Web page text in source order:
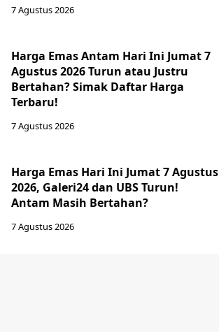
7 Agustus 2026
Harga Emas Antam Hari Ini Jumat 7
Agustus 2026 Turun atau Justru
Bertahan? Simak Daftar Harga
Terbaru!
7 Agustus 2026
Harga Emas Hari Ini Jumat 7 Agustus
2026, Galeri24 dan UBS Turun!
Antam Masih Bertahan?
7 Agustus 2026